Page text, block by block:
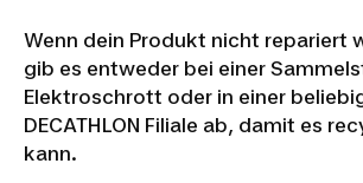
Wenn dein Produkt nicht repariert
gib es entweder bei einer
Elektroschrott oder in einer
DECATHLON Filiale ab, damit es
kann.